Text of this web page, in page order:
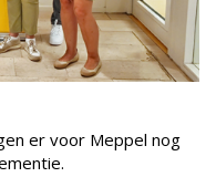
er voor Meppel nog